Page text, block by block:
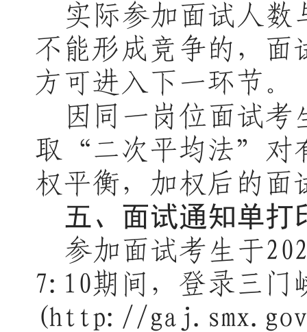
实际参加面试人数
不能形成竞争的，面
方可进入 下一环节。
因同一岗位面试
取
“二次平均法”对
权平衡，加权后的面
五、面试通知单打
参加面试考生于
7:10期 间，登录三门
(http://